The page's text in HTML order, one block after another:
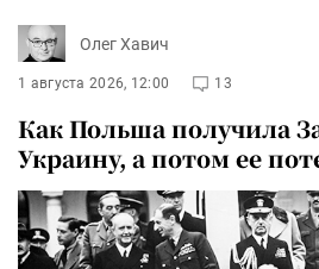
Олег Хавич
1 августа 2026, 12:00 13
Как Польша получила
Украину, а потом ее